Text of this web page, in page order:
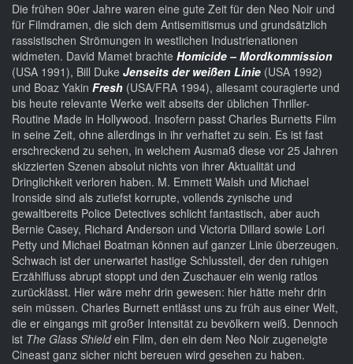
Die frühen 90er Jahre waren eine gute Zeit für den Neo Noir und
für Filmdramen, die sich dem Antisemitismus und grundsätzlich
rassistischen Strömungen in westlichen Industrienationen
widmeten. David Mamet brachte Homicide – Mordkommission
(USA 1991), Bill Duke Jenseits der weißen Linie (USA 1992)
und Boaz Yakin Fresh (USA/FRA 1994), allesamt couragierte und
bis heute relevante Werke weit abseits der üblichen Thriller-
Routine Made in Hollywood. Insofern passt Charles Burnetts Film
in seine Zeit, ohne allerdings in ihr verhaftet zu sein. Es ist fast
erschreckend zu sehen, in welchem Ausmaß diese vor 25 Jahren
skizzierten Szenen absolut nichts von ihrer Aktualität und
Dringlichkeit verloren haben. M. Emmett Walsh und Michael
Ironside sind als zutiefst korrupte, vollends zynische und
gewaltbereits Police Detectives schlicht fantastisch, aber auch
Bernie Casey, Richard Anderson und Victoria Dillard sowie Lori
Petty und Michael Boatman können auf ganzer Linie überzeugen.
Schwach ist der unerwartet hastige Schlussteil, der den ruhigen
Erzählfluss abrupt stoppt und den Zuschauer ein wenig ratlos
zurücklässt. Hier wäre mehr drin gewesen: hier hätte mehr drin
sein müssen. Charles Burnett entlässt uns zu früh aus einer Welt,
die er eingangs mit großer Intensität zu bevölkern weiß. Dennoch
ist The Glass Shieldein Film, den ein dem Neo Noir zugeneigte
Cineast ganz sicher nicht bereuen wird gesehen zu haben.